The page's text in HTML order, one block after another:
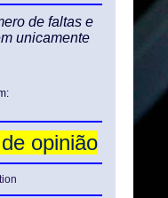
de faltas e
unicamente
opinião